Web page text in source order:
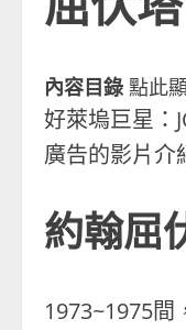
內容目錄 點此
好萊塢巨星：
廣告的影片介
約翰屈
1973~1975間